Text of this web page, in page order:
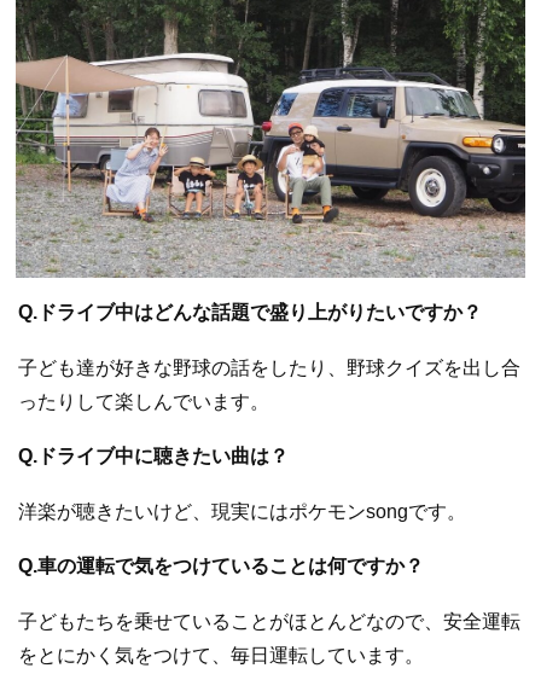
Q.ドライブ中はどんな話題で盛り上がりたいですか？
子ども達が好きな野球の話をしたり、野球クイズを出し合
ったりして楽しんでいます。
Q.ドライブ中に聴きたい曲は？
洋楽が聴きたいけど、現実にはポケモンsongです。
Q.車の運転で気をつけていることは何ですか？
子どもたちを乗せていることがほとんどなので、安全運転
をとにかく気をつけて、毎日運転しています。